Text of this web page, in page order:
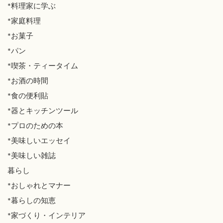
*料理家に学ぶ
*家庭料理
*お菓子
*パン
*喫茶・ティータイム
*お酒の時間
*食の便利貼
*器とキッチンツール
*プロのための本
*美味しいエッセイ
*美味しい雑誌
暮らし
*おしゃれとマナー
*暮らしの知恵
*家づくり・インテリア